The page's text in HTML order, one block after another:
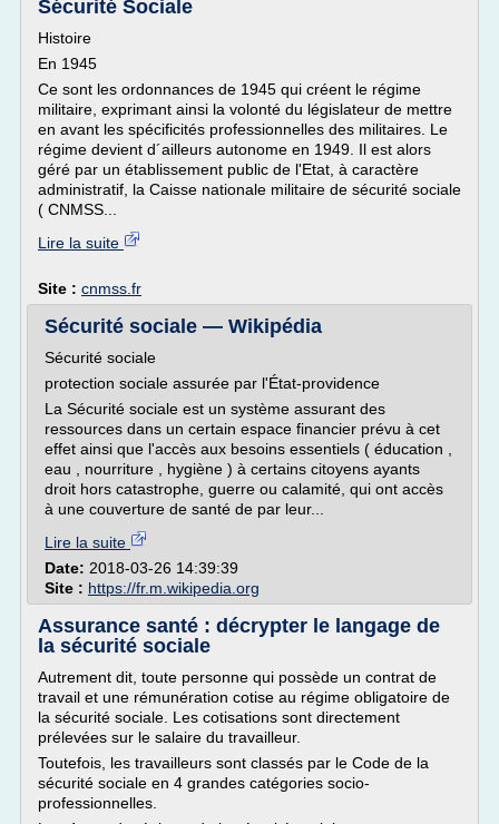
Sécurité Sociale
Histoire
En 1945
Ce sont les ordonnances de 1945 qui créent le régime
militaire, exprimant ainsi la volonté du législateur de mettre
en avant les spécificités professionnelles des militaires. Le
régime devient d´ailleurs autonome en 1949. Il est alors
géré par un établissement public de l'Etat, à caractère
administratif, la Caisse nationale militaire de sécurité sociale
( CNMSS...
Lire la suite
Site : cnmss.fr
Sécurité sociale — Wikipédia
Sécurité sociale
protection sociale assurée par l'État-providence
La Sécurité sociale est un système assurant des
ressources dans un certain espace financier prévu à cet
effet ainsi que l'accès aux besoins essentiels ( éducation ,
eau , nourriture , hygiène ) à certains citoyens ayants
droit hors catastrophe, guerre ou calamité, qui ont accès
à une couverture de santé de par leur...
Lire la suite
Date: 2018-03-26 14:39:39
Site : https://fr.m.wikipedia.org
Assurance santé : décrypter le langage de
la sécurité sociale
Autrement dit, toute personne qui possède un contrat de
travail et une rémunération cotise au régime obligatoire de
la sécurité sociale. Les cotisations sont directement
prélevées sur le salaire du travailleur.
Toutefois, les travailleurs sont classés par le Code de la
sécurité sociale en 4 grandes catégories socio-
professionnelles.